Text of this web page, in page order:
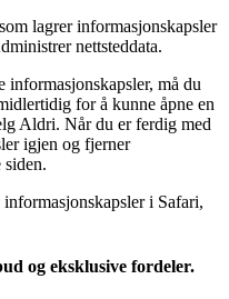
lagrer informasjonskapsler
nettsteddata.
må du
for å kunne åpne en
Aldri. Når du er ferdig med
igjen og fjerner
siden.
i Safari,
og eksklusive fordeler.